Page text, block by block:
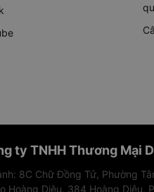
ty TNHH Thương Mại
8C Chữ Đồng Tử, Phường
Hoàng Diệu, 384 Hoàng Diệu,